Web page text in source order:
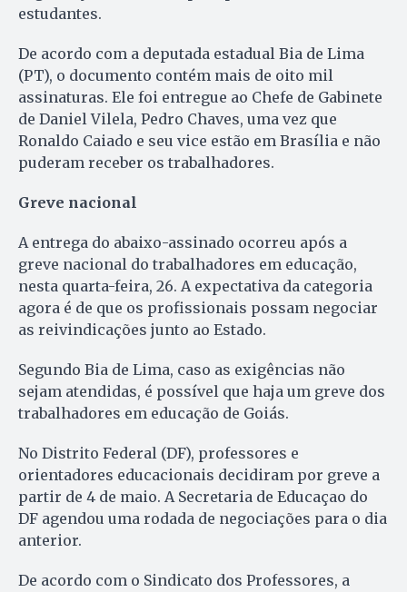
estudantes.
De acordo com a deputada estadual Bia de Lima
(PT), o documento contém mais de oito mil
assinaturas. Ele foi entregue ao Chefe de Gabinete
de Daniel Vilela, Pedro Chaves, uma vez que
Ronaldo Caiado e seu vice estão em Brasília e não
puderam receber os trabalhadores.
Greve nacional
A entrega do abaixo-assinado ocorreu após a
greve nacional do trabalhadores em educação,
nesta quarta-feira, 26. A expectativa da categoria
agora é de que os profissionais possam negociar
as reivindicações junto ao Estado.
Segundo Bia de Lima, caso as exigências não
sejam atendidas, é possível que haja um greve dos
trabalhadores em educação de Goiás.
No Distrito Federal (DF), professores e
orientadores educacionais decidiram por greve a
partir de 4 de maio. A Secretaria de Educaçao do
DF agendou uma rodada de negociações para o dia
anterior.
De acordo com o Sindicato dos Professores, a